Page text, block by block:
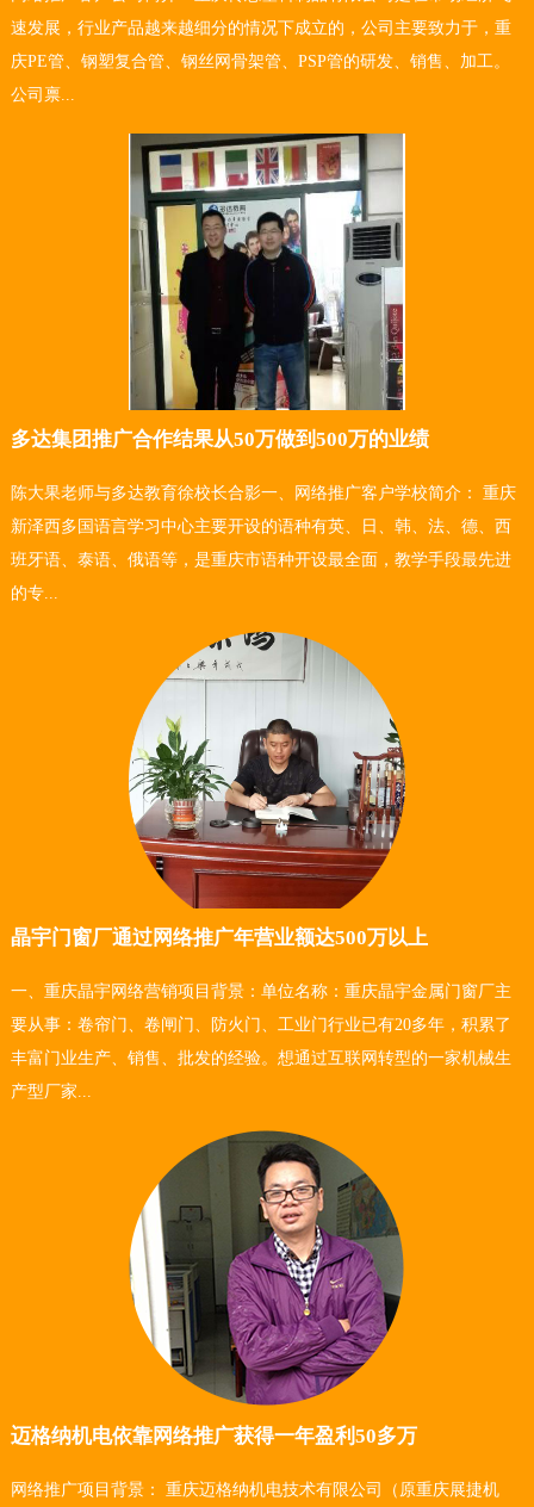
速发展，行业产品越来越细分的情况下成立的，公司主要致力于，重
庆PE管、钢塑复合管、钢丝网骨架管、PSP管的研发、销售、加工。
公司禀...
多达集团推广合作结果从50万做到500万的业绩
陈大果老师与多达教育徐校长合影一、网络推广客户学校简介： 重庆
新泽西多国语言学习中心主要开设的语种有英、日、韩、法、德、西
班牙语、泰语、俄语等，是重庆市语种开设最全面，教学手段最先进
的专...
晶宇门窗厂通过网络推广年营业额达500万以上
一、重庆晶宇网络营销项目背景：单位名称：重庆晶宇金属门窗厂主
要从事：卷帘门、卷闸门、防火门、工业门行业已有20多年，积累了
丰富门业生产、销售、批发的经验。想通过互联网转型的一家机械生
产型厂家...
迈格纳机电依靠网络推广获得一年盈利50多万
网络推广项目背景： 重庆迈格纳机电技术有限公司（原重庆展捷机